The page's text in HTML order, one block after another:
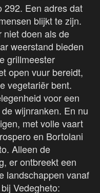
292. Een adres dat
blijkt te zijn.
niet doen als de
weerstand bieden
grillmeester
open vuur bereidt,
vegetariër bent.
voor een
wijnranken. En nu
met volle vaart
en Bortolani
Alleen de
er ontbreekt een
landschappen vanaf
Vedegheto: